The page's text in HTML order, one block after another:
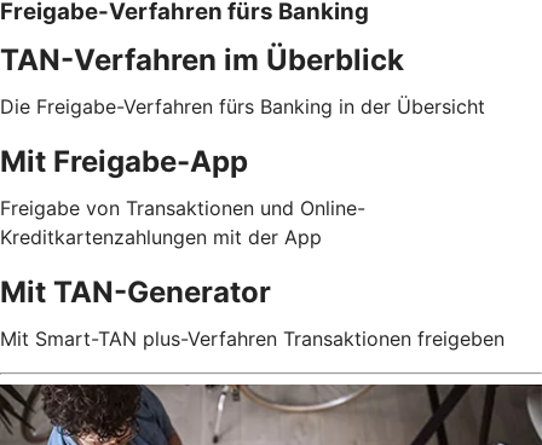
Freigabe-Verfahren fürs Banking
TAN-Verfahren im Überblick
Die Freigabe-Verfahren fürs Banking in der Übersicht
Mit Freigabe-App
Freigabe von Transaktionen und Online-
Kreditkartenzahlungen mit der App
Mit TAN-Generator
Mit Smart-TAN plus-Verfahren Transaktionen freigeben